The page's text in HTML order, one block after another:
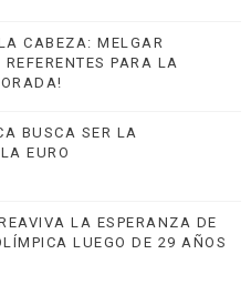
CABEZA: MELGAR
PARA LA
BUSCA SER LA
EURO
LA ESPERANZA DE
LUEGO DE 29 AÑOS